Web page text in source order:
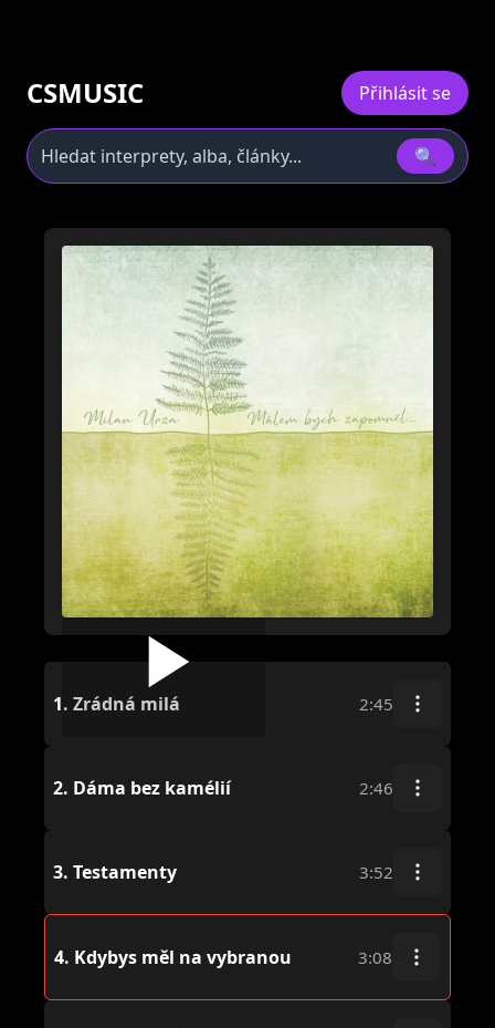
CSMUSIC Přihlásit se
🔍
1. Zrádná milá 2:45
2. Dáma bez kamélií 2:46
3. Testamenty 3:52
4. Kdybys měl na vybranou 3:08